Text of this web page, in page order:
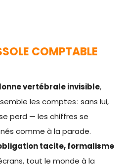
COMPTABLE
vertébrale invisible,
les comptes : sans lui,
perd — les chiffres se
comme à la parade.
obligation tacite, formalisme
tout le monde à la